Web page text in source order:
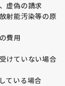
る子が多く見
査をして数値
る、親子で体質
ていません。
虚偽の請求
射能汚染等の原
費用
けていない場合
ている場合